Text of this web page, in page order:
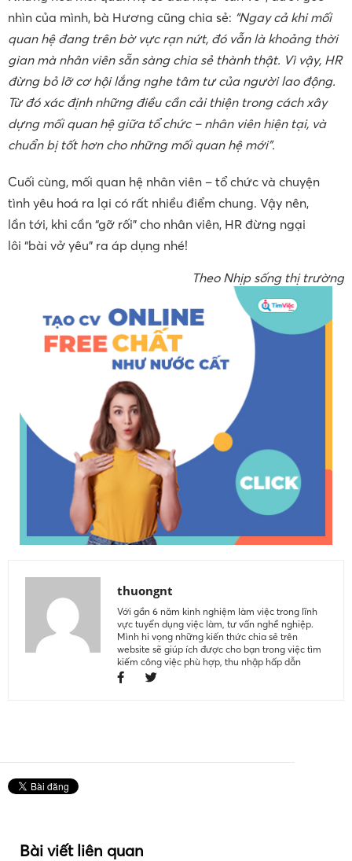
nhìn của mình, bà Hương cũng chia sẻ: “Ngay cả khi mối
quan hệ đang trên bờ vực rạn nứt, đó vẫn là khoảng thời
gian mà nhân viên sẵn sàng chia sẻ thành thật. Vì vậy, HR
đừng bỏ lỡ cơ hội lắng nghe tâm tư của người lao động.
Từ đó xác định những điều cần cải thiện trong cách xây
dựng mối quan hệ giữa tổ chức – nhân viên hiện tại, và
chuẩn bị tốt hơn cho những mối quan hệ mới”.
Cuối cùng, mối quan hệ nhân viên – tổ chức và chuyện
tình yêu hoá ra lại có rất nhiều điểm chung. Vậy nên,
lần tới, khi cần “gỡ rối” cho nhân viên, HR đừng ngại
lôi “bài vở yêu” ra áp dụng nhé!
Theo Nhịp sống thị trường
thuongnt
Với gần 6 năm kinh nghiệm làm việc trong lĩnh
vực tuyển dụng việc làm, tư vấn nghề nghiệp.
Mình hi vọng những kiến thức chia sẻ trên
website sẽ giúp ích được cho bạn trong việc tìm
kiếm công việc phù hợp, thu nhập hấp dẫn
Bài viết liên quan